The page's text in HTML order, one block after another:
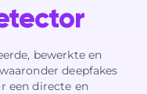
bewerkte en
deepfakes
een directe en